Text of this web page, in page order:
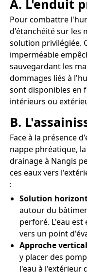
A. L'enduit
Pour combattre
d'étanchéité sur les
solution privilégiée.
imperméable
sauvegardant les
dommages liés à
sont disponibles en
intérieurs ou
B.
Face à la présence
nappe phréatique,
drainage à Nangis
ces eaux vers
:
Solution
autour du
perforé. L'eau est
vers un point
Approche
y placer des
l'eau à l'extérieur